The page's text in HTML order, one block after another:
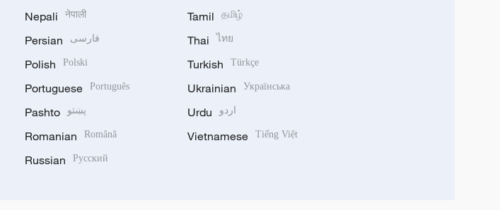
Nepali नेपाली
Persian فارسی
Polish Polski
Portuguese Português
Pashto پښتو
Romanian Română
Russian Русский
Tamil தமிழ்
Thai ไทย
Turkish Türkçe
Ukrainian Українська
Urdu اردو
Vietnamese Tiếng Việt